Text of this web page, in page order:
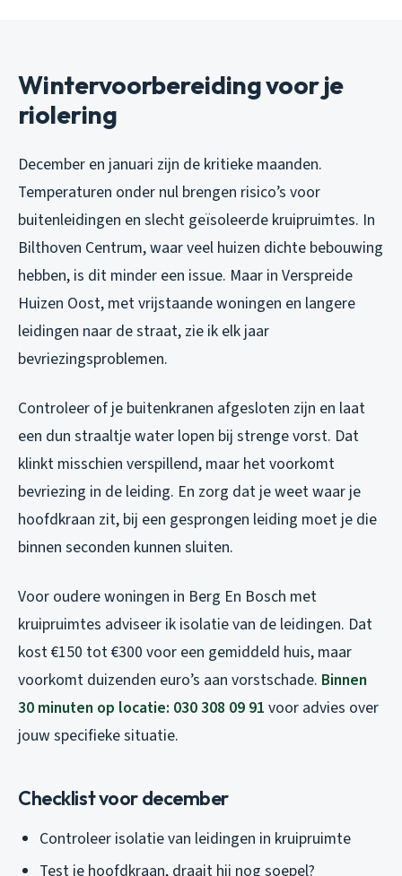
Wintervoorbereiding voor je
riolering
December en januari zijn de kritieke maanden.
Temperaturen onder nul brengen risico’s voor
buitenleidingen en slecht geïsoleerde kruipruimtes. In
Bilthoven Centrum, waar veel huizen dichte bebouwing
hebben, is dit minder een issue. Maar in Verspreide
Huizen Oost, met vrijstaande woningen en langere
leidingen naar de straat, zie ik elk jaar
bevriezingsproblemen.
Controleer of je buitenkranen afgesloten zijn en laat
een dun straaltje water lopen bij strenge vorst. Dat
klinkt misschien verspillend, maar het voorkomt
bevriezing in de leiding. En zorg dat je weet waar je
hoofdkraan zit, bij een gesprongen leiding moet je die
binnen seconden kunnen sluiten.
Voor oudere woningen in Berg En Bosch met
kruipruimtes adviseer ik isolatie van de leidingen. Dat
kost €150 tot €300 voor een gemiddeld huis, maar
voorkomt duizenden euro’s aan vorstschade. Binnen
30 minuten op locatie: 030 308 09 91 voor advies over
jouw specifieke situatie.
Checklist voor december
Controleer isolatie van leidingen in kruipruimte
Test je hoofdkraan, draait hij nog soepel?